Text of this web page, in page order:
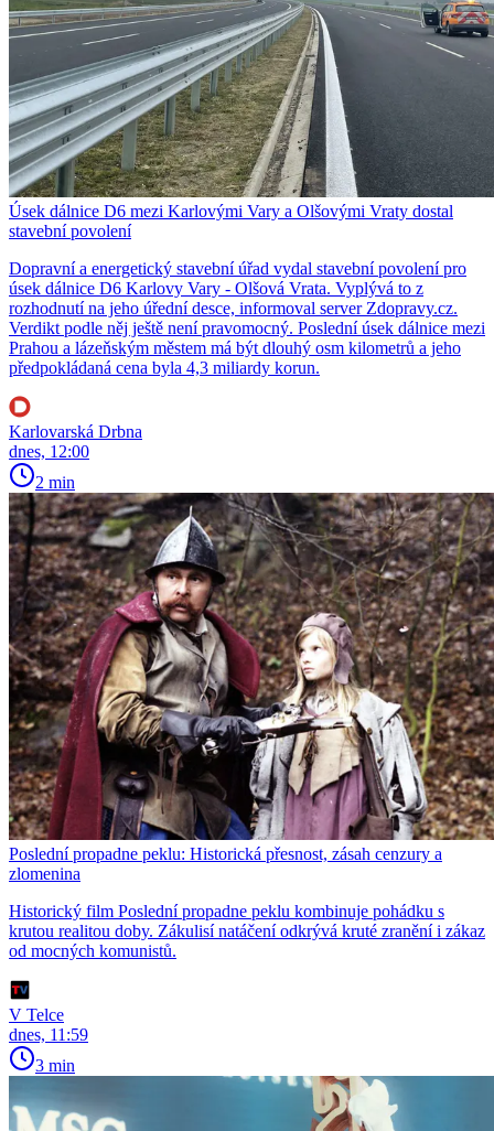
Úsek dálnice D6 mezi Karlovými Vary a Olšovými Vraty dostal
stavební povolení
Dopravní a energetický stavební úřad vydal stavební povolení pro
úsek dálnice D6 Karlovy Vary - Olšová Vrata. Vyplývá to z
rozhodnutí na jeho úřední desce, informoval server Zdopravy.cz.
Verdikt podle něj ještě není pravomocný. Poslední úsek dálnice mezi
Prahou a lázeňským městem má být dlouhý osm kilometrů a jeho
předpokládaná cena byla 4,3 miliardy korun.
Karlovarská Drbna
dnes, 12:00
2 min
Poslední propadne peklu: Historická přesnost, zásah cenzury a
zlomenina
Historický film Poslední propadne peklu kombinuje pohádku s
krutou realitou doby. Zákulisí natáčení odkrývá kruté zranění i zákaz
od mocných komunistů.
V Telce
dnes, 11:59
3 min